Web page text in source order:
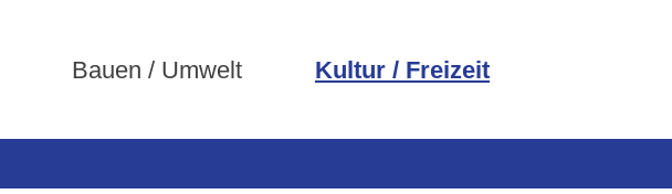
Bauen / Umwelt Kultur / Freizeit